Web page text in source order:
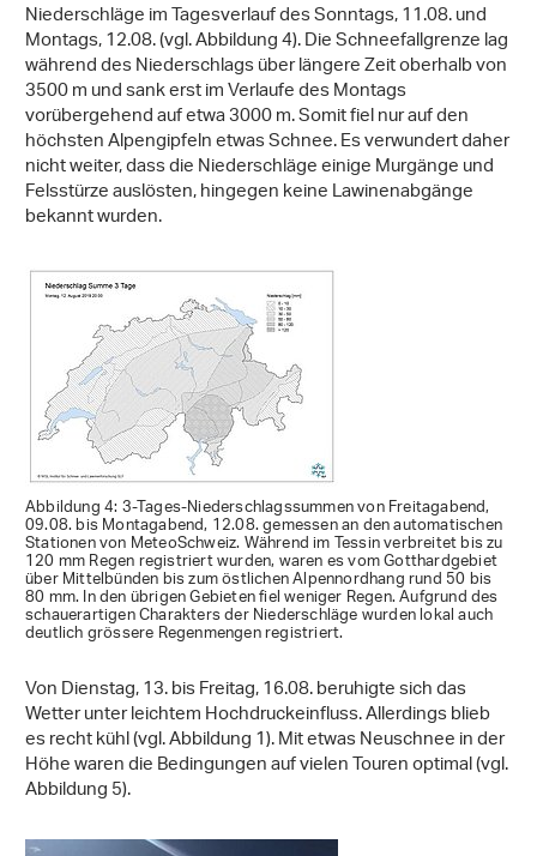
Niederschläge im Tagesverlauf des Sonntags, 11.08. und
Montags, 12.08. (vgl. Abbildung 4). Die Schneefallgrenze lag
während des Niederschlags über längere Zeit oberhalb von
3500 m und sank erst im Verlaufe des Montags
vorübergehend auf etwa 3000 m. Somit fiel nur auf den
höchsten Alpengipfeln etwas Schnee. Es verwundert daher
nicht weiter, dass die Niederschläge einige Murgänge und
Felsstürze auslösten, hingegen keine Lawinenabgänge
bekannt wurden.
Abbildung 4: 3-Tages-Niederschlagssummen von Freitagabend,
09.08. bis Montagabend, 12.08. gemessen an den automatischen
Stationen von MeteoSchweiz. Während im Tessin verbreitet bis zu
120 mm Regen registriert wurden, waren es vom Gotthardgebiet
über Mittelbünden bis zum östlichen Alpennordhang rund 50 bis
80 mm. In den übrigen Gebieten fiel weniger Regen. Aufgrund des
schauerartigen Charakters der Niederschläge wurden lokal auch
deutlich grössere Regenmengen registriert.
Von Dienstag, 13. bis Freitag, 16.08. beruhigte sich das
Wetter unter leichtem Hochdruckeinfluss. Allerdings blieb
es recht kühl (vgl. Abbildung 1). Mit etwas Neuschnee in der
Höhe waren die Bedingungen auf vielen Touren optimal (vgl.
Abbildung 5).